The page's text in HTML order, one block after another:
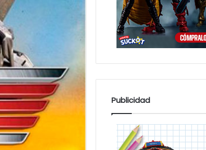
Publicidad